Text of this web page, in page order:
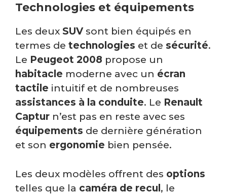
Technologies et équipements
Les deux SUVsont bien équipés en
termes de technologies et de sécurité.
Le Peugeot 2008 propose un
habitacle moderne avec un écran
tactile intuitif et de nombreuses
assistances à la conduite. Le Renault
Captur n’est pas en reste avec ses
équipements de dernière génération
et son ergonomie bien pensée.
Les deux modèles offrent des options
telles que la caméra de recul , le